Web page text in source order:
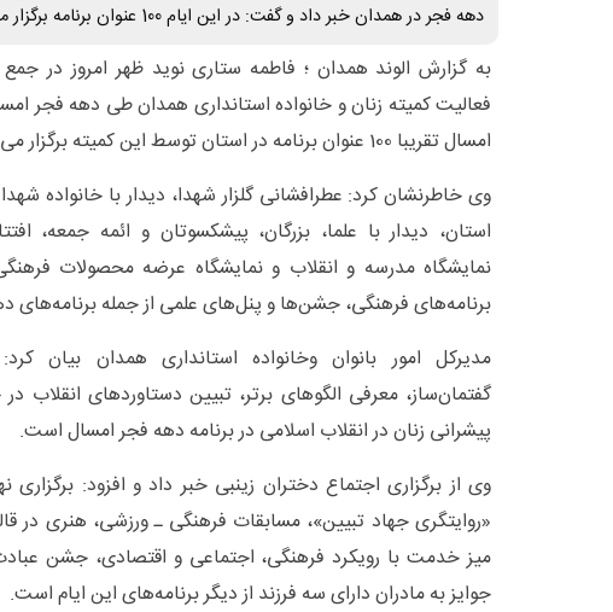
دهه فجر در همدان خبر داد و گفت: در این ایام 100 عنوان برنامه برگزار می‌شود.
به گزارش الوند همدان ؛ فاطمه ستاری نوید ظهر امروز در جمع
فعالیت کمیته زنان و خانواده استانداری همدان طی دهه فجر
امسال تقریبا 100 عنوان برنامه در استان توسط این کمیته برگزار می‌شود.
وی خاطرنشان کرد: عطرافشانی گلزار شهدا، دیدار با خانواده
استان، دیدار با علما، بزرگان، پیشکسوتان و ائمه جمعه،
نمایشگاه‌ مدرسه و انقلاب و نمایشگاه عرضه محصولات
برنامه‌‌های فرهنگی، جشن‌ها و پنل‌های علمی از جمله
مدیرکل امور بانوان وخانواده استانداری همدان بیان
گفتمان‌ساز، معرفی الگوهای برتر، تبیین دستاوردهای انقلاب
پیشرانی زنان در انقلاب اسلامی در برنامه دهه فجر امسال است.
وی از برگزاری اجتماع دختران زینبی خبر داد و افزود:
«روایتگری جهاد تبیین»، مسابقات فرهنگی ـ ورزشی، هنری در
میز خدمت با رویکرد فرهنگی، اجتماعی و اقتصادی، جشن
جوایز به مادران دارای سه فرزند از دیگر برنامه‌های این ایام است.